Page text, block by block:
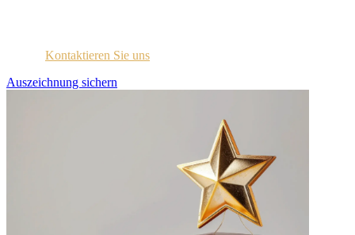
Kontaktieren Sie uns
Auszeichnung sichern